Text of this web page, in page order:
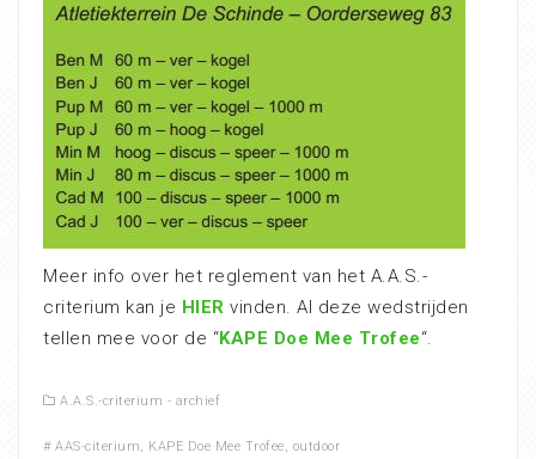
Meer info over het reglement van het A.A.S.-
criterium kan je HIER vinden. Al deze wedstrijden
tellen mee voor de “KAPE Doe Mee Trofee“.
A.A.S.-criterium - archief
# AAS-citerium, KAPE Doe Mee Trofee, outdoor